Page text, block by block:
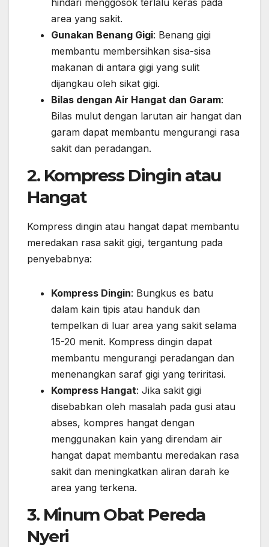
hindari menggosok terlalu keras pada
area yang sakit.
Gunakan Benang Gigi: Benang gigi
membantu membersihkan sisa-sisa
makanan di antara gigi yang sulit
dijangkau oleh sikat gigi.
Bilas dengan Air Hangat dan Garam:
Bilas mulut dengan larutan air hangat dan
garam dapat membantu mengurangi rasa
sakit dan peradangan.
2. Kompress Dingin atau
Hangat
Kompress dingin atau hangat dapat membantu
meredakan rasa sakit gigi, tergantung pada
penyebabnya:
Kompress Dingin: Bungkus es batu
dalam kain tipis atau handuk dan
tempelkan di luar area yang sakit selama
15-20 menit. Kompress dingin dapat
membantu mengurangi peradangan dan
menenangkan saraf gigi yang teriritasi.
Kompress Hangat: Jika sakit gigi
disebabkan oleh masalah pada gusi atau
abses, kompres hangat dengan
menggunakan kain yang direndam air
hangat dapat membantu meredakan rasa
sakit dan meningkatkan aliran darah ke
area yang terkena.
3. Minum Obat Pereda
Nyeri